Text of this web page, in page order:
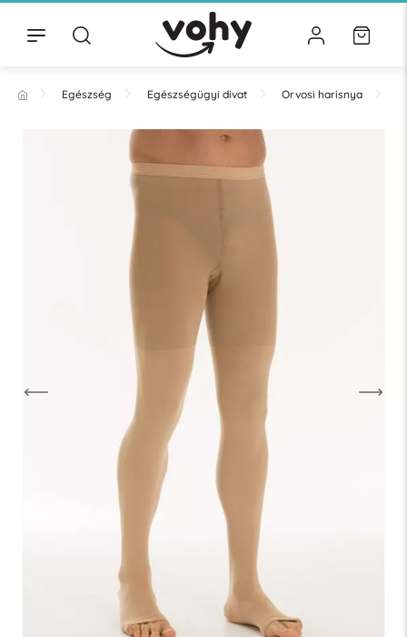
Egészség Egészségügyi divat Orvosi harisnya